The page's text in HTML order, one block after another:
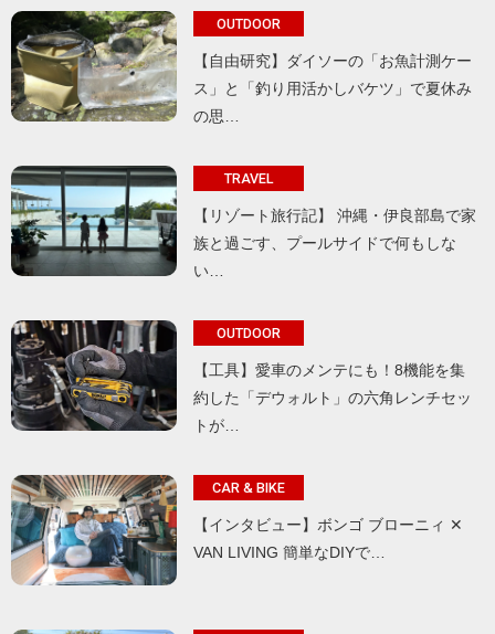
OUTDOOR
【自由研究】ダイソーの「お魚計測ケー
ス」と「釣り用活かしバケツ」で夏休み
の思…
TRAVEL
【リゾート旅行記】 沖縄・伊良部島で家
族と過ごす、プールサイドで何もしな
い…
OUTDOOR
【工具】愛車のメンテにも！8機能を集
約した「デウォルト」の六角レンチセッ
トが…
CAR & BIKE
【インタビュー】ボンゴ ブローニィ ✕
VAN LIVING 簡単なDIYで…